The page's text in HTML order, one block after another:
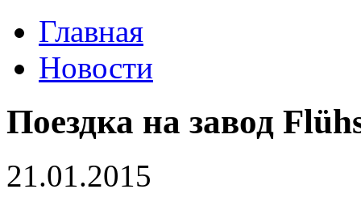
Главная
Новости
Поездка на завод
21.01.2015